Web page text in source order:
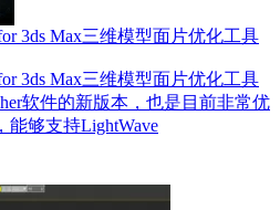
3ds Max三维模型面片优化工具
3ds Max三维模型面片优化工具
软件的新版本，也是目前非常优
能够支持LightWave